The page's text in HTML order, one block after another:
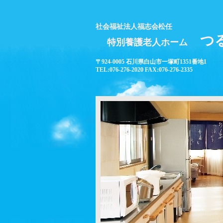
社会福祉法人福志会松任
特別養護老人ホーム つ
〒924-0005 石川県白山市一塚町1351番地1
TEL:076-276-2020 FAX:076-276-2335